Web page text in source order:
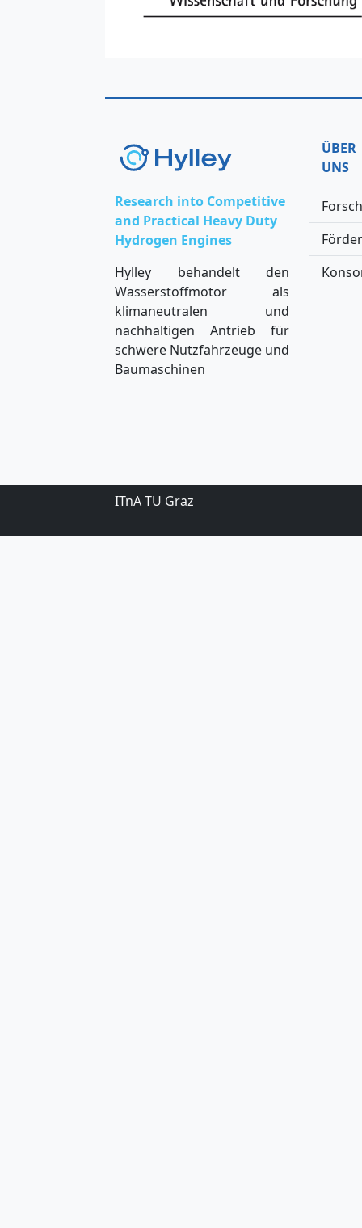
Research into Competitive
and Practical Heavy Duty
Hydrogen Engines
Hylley behandelt den
Wasserstoffmotor als
klimaneutralen und
nachhaltigen Antrieb für
schwere Nutzfahrzeuge und
Baumaschinen
ÜBER
UNS
ITnA TU Graz